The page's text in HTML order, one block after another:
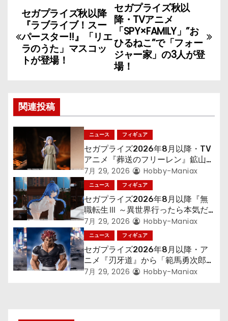
投
稿
ナ
ゲ
ー
シ
ョ
ン
セガプライズ秋以
降・TVアニメ
「SPY×FAMILY」”お
ひるねこ”で「フォー
ジャー家」の3人が登
場！
セガプライズ秋以降
『ラブライブ！スー
パースター!!』「リエ
ラのうた」マスコッ
トが登場！
関連投稿
ニュース フィギュア
セガプライズ2026年8月以降・TV
アニメ『葬送のフリーレン』鉱山で
300年働くことになっっちゃった
「フリーレン」を立体化！
7月 29, 2026 Hobby-Maniax
ニュース フィギュア
セガプライズ2026年8月以降『無
職転生Ⅲ ～異世界行ったら本気だ
す～』から「ロキシー」のフィギュ
アが登場！
7月 29, 2026 Hobby-Maniax
ニュース フィギュア
セガプライズ2026年8月以降・ア
ニメ『刃牙道』から「範馬勇次郎」
が登場ッッ!!
7月 29, 2026 Hobby-Maniax